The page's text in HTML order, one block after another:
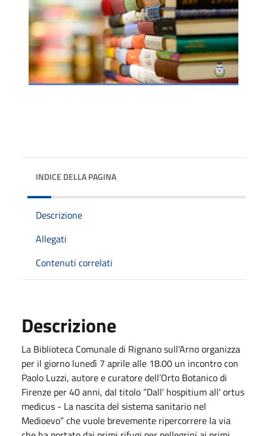
INDICE DELLA PAGINA
Descrizione
Allegati
Contenuti correlati
Descrizione
La Biblioteca Comunale di Rignano sull'Arno organizza
per il giorno lunedì 7 aprile alle 18.00 un incontro con
Paolo Luzzi, autore e curatore dell’Orto Botanico di
Firenze per 40 anni, dal titolo “Dall' hospitium all' ortus
medicus - La nascita del sistema sanitario nel
Medioevo” che vuole brevemente ripercorrere la via